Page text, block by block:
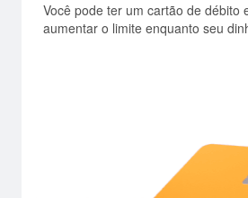
Você pode ter um cartão de débito e crédito gratuito e
aumentar o limite enquanto seu